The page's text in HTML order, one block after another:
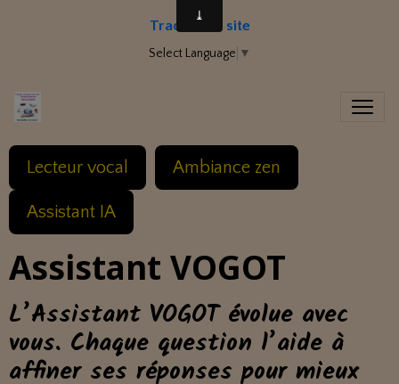
Traduire le site
Select Language ▼
Lecteur vocal Ambiance zen
Assistant IA
Assistant VOGOT
L’Assistant VOGOT évolue avec
vous. Chaque question l’aide à
affiner ses réponses pour mieux